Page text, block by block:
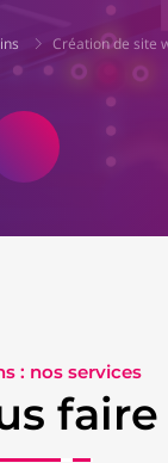
Création de site
: nos services